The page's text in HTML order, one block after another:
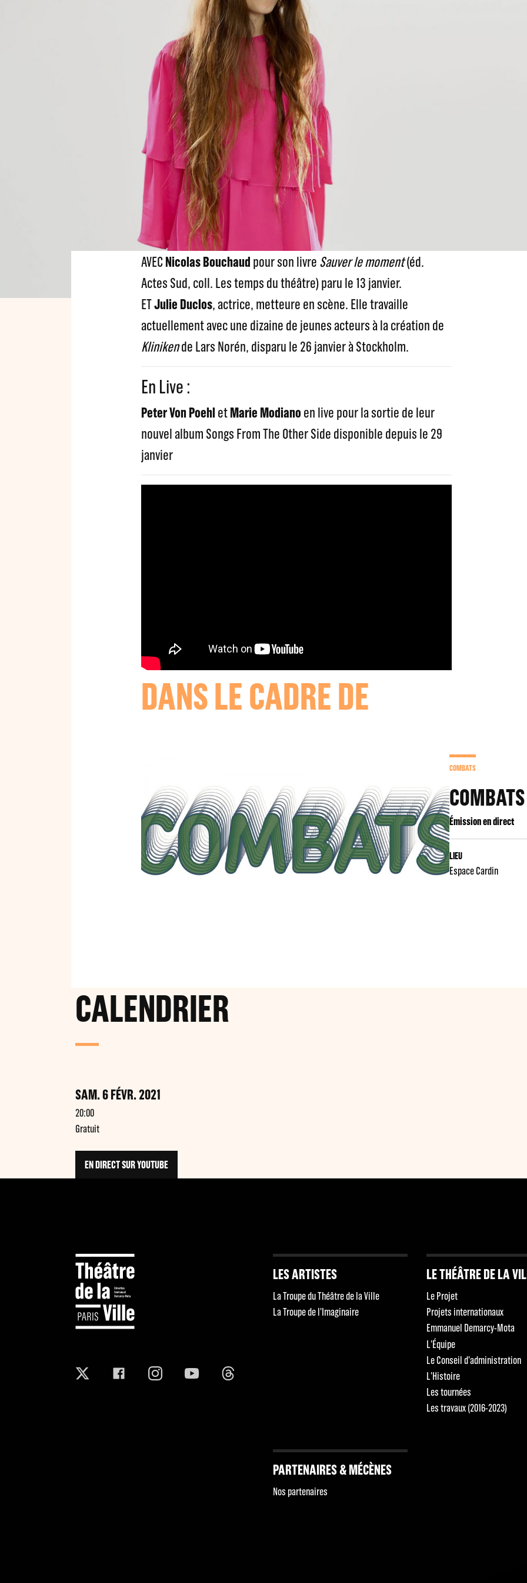
AVEC Nicolas Bouchaud pour son livre Sauver le moment(éd.
Actes Sud, coll. Les temps du théâtre) paru le 13 janvier.
ETJulie Duclos, actrice, metteure en scène. Elle travaille
actuellement avec une dizaine de jeunes acteurs à la création de
Klinikende Lars Norén, disparu le 26 janvier à Stockholm.
En Live :
Peter Von Poehl etMarie Modiano en live pour la sortie de leur
nouvel album Songs From The Other Side disponible depuis le 29
janvier
DANS LE CADRE DE
COMBATS
Émission en direct
LIEU
Espace Cardin
CALENDRIER
SAM. 6 FÉVR. 2021
20:00
Gratuit
EN DIRECT SUR YOUTUBE
LES ARTISTES
La Troupe du Théâtre de la Ville
La Troupe de l'Imaginaire
LE THÉÂTRE DE LA
Le Projet
Projets internationaux
Emmanuel Demarcy-Mota
L'Équipe
Le Conseil d'administration
L'Histoire
Les tournées
Les travaux (2016-2023)
PARTENAIRES & MÉCÈNES
Nos partenaires